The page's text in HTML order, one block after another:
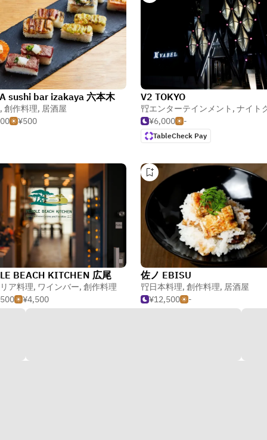
sushi bar izakaya 六本木
, 創作料理, 居酒屋
¥500
V2 TOKYO
エンターテインメント , ナイトク
¥6,000
-
TableCheck Pay
BEACH KITCHEN 広尾
ア料理, ワインバー, 創作料理
¥4,500
佐ノ EBISU
日本料理, 創作料理, 居酒屋
¥12,500
-